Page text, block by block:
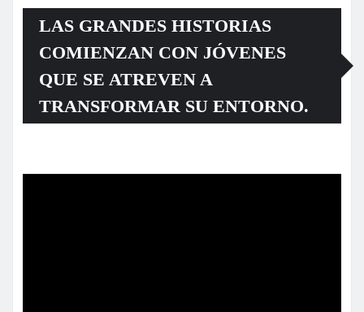
LAS GRANDES HISTORIAS
COMIENZAN CON JÓVENES
QUE SE ATREVEN A
TRANSFORMAR SU ENTORNO.